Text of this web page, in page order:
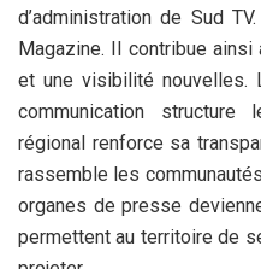
d’administration de Sud
Magazine. Il contribue
et une visibilité nouvelles.
communication
régional renforce sa
rassemble les
organes de presse
permettent au territoire de